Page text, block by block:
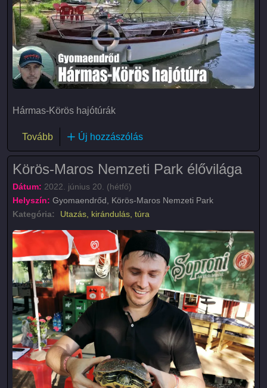
Hármas-Körös hajótúrák
Tovább(Hármas-Körös vízitúra III.)
Új hozzászólás
Körös-Maros Nemzeti Park élővilága
Dátum: 2022. június 20. (hétfő)
Helyszín: Gyomaendrőd, Körös-Maros Nemzeti Park
Kategória:
Utazás, kirándulás, túra